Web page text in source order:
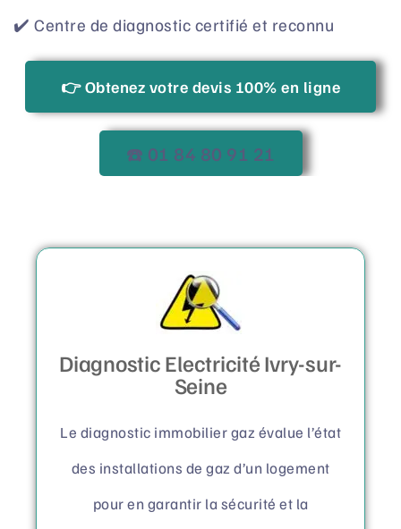
✔️ Centre de diagnostic certifié et reconnu
👉 Obtenez votre devis 100% en ligne
☎️ 01 84 80 91 21
Diagnostic Electricité Ivry-sur-
Seine
Le diagnostic immobilier gaz évalue l’état
des installations de gaz d’un logement
pour en garantir la sécurité et la